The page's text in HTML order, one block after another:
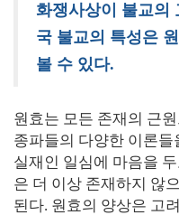
화쟁사상이 불교의
국 불교의 특성은
볼 수 있다.
원효는 모든 존재의 근
종파들의 다양한 이론
실재인 일심에 마음을
은 더 이상 존재하지 않
된다. 원효의 양상은 고